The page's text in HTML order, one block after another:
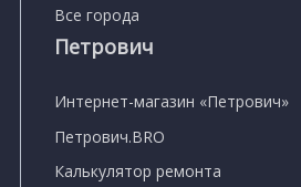
Все города
Петрович
Интернет-магазин «Петрович»
Петрович.BRO
Калькулятор ремонта